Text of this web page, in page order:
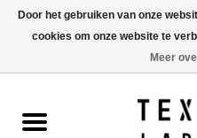
Door het gebruiken van onze
cookies om onze website te
Meer